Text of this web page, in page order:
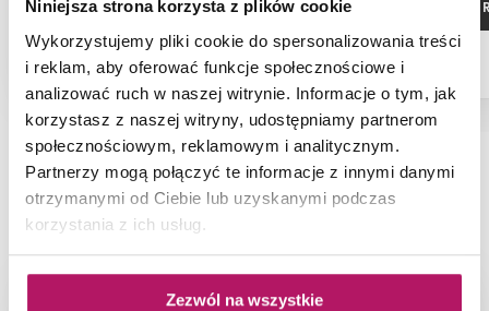
Niniejsza strona korzysta z plików cookie
Wykorzystujemy pliki cookie do spersonalizowania treści
i reklam, aby oferować funkcje społecznościowe i
analizować ruch w naszej witrynie. Informacje o tym, jak
korzystasz z naszej witryny, udostępniamy partnerom
społecznościowym, reklamowym i analitycznym.
Partnerzy mogą połączyć te informacje z innymi danymi
otrzymanymi od Ciebie lub uzyskanymi podczas
korzystania z ich usług.
Zezwól na wszystkie
ZOBACZ PRODUKT ZOBACZ
NAJNOWSZE ARTYKUŁY